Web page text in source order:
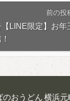
前の投
LINE限定】お年
のおうどん 横浜